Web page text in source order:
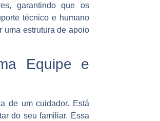
garantindo que os
técnico e humano
uma estrutura de apoio
Equipe e
de um cuidador. Está
do seu familiar. Essa